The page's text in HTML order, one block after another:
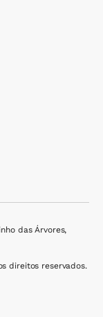
das Árvores,
direitos reservados.